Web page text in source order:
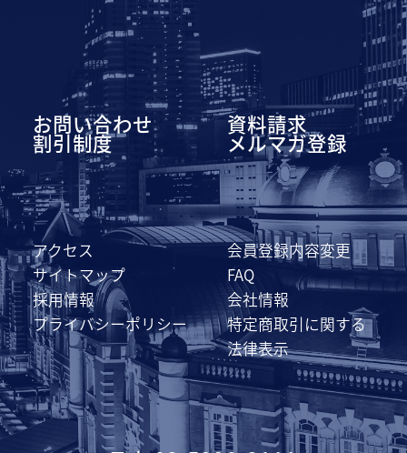
お問い合わせ 資料請求
割引制度 メルマガ登録
アクセス
会員登録内容変更
サイトマップ
FAQ
採用情報
会社情報
プライバシーポリシー
特定商取引に関する
法律表示